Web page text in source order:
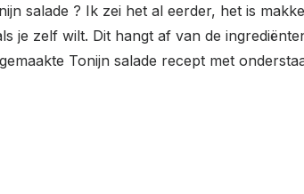
salade ? Ik zei het al eerder, het is
je zelf wilt. Dit hangt af van de
Tonijn salade recept met